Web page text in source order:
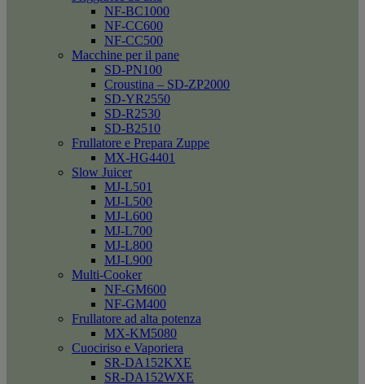
NF-BC1000
NF-CC600
NF-CC500
Macchine per il pane
SD-PN100
Croustina – SD-ZP2000
SD-YR2550
SD-R2530
SD-B2510
Frullatore e Prepara Zuppe
MX-HG4401
Slow Juicer
MJ-L501
MJ-L500
MJ-L600
MJ-L700
MJ-L800
MJ-L900
Multi-Cooker
NF-GM600
NF-GM400
Frullatore ad alta potenza
MX-KM5080
Cuociriso e Vaporiera
SR-DA152KXE
SR-DA152WXE